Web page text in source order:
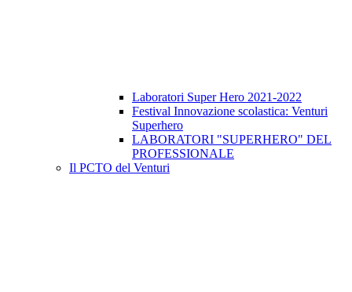
Laboratori Super Hero 2021-2022
Festival Innovazione scolastica: Venturi
Superhero
LABORATORI "SUPERHERO" DEL
PROFESSIONALE
Il PCTO del Venturi